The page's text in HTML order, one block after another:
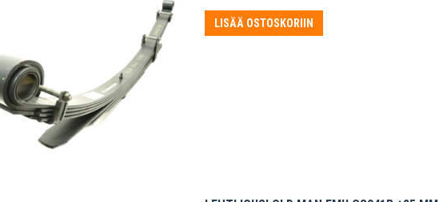
LISÄÄ OSTOSKORIIN